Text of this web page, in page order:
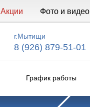
Акции Фото и видео
г.Мытищи
8 (926) 879-51-01
График работы